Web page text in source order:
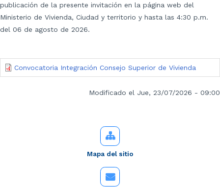
publicación de la presente invitación en la página web del
Ministerio de Vivienda, Ciudad y territorio y hasta las 4:30 p.m.
del 06 de agosto de 2026.
Convocatoria Integración Consejo Superior de Vivienda
Modificado el Jue, 23/07/2026 - 09:00
Mapa del sitio